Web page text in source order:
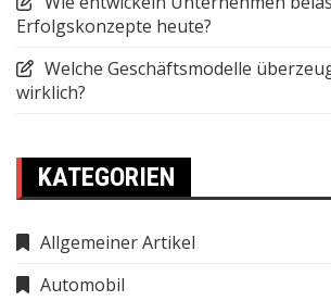
Erfolgskonzepte heute?
Welche Geschäftsmodelle
wirklich?
KATEGORIEN
Allgemeiner Artikel
Automobil